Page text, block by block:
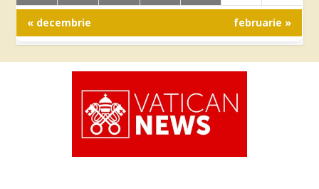
« decembrie februarie »